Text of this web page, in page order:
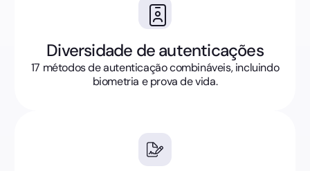
Diversidade de autenticações
17 métodos de autenticação combináveis, incluindo
biometria e prova de vida.